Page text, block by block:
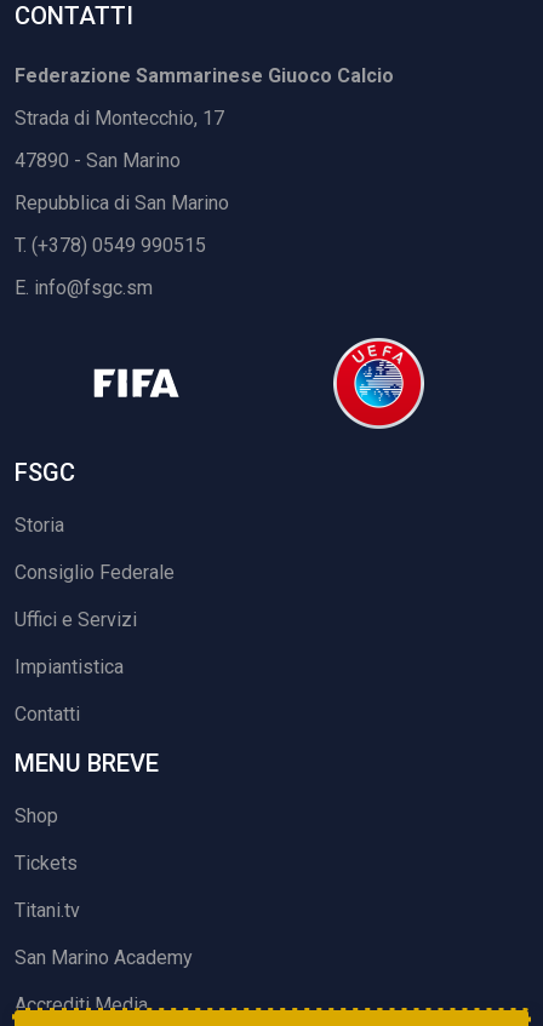
CONTATTI
Federazione Sammarinese Giuoco Calcio
Strada di Montecchio, 17
47890 - San Marino
Repubblica di San Marino
T. (+378) 0549 990515
E. info@fsgc.sm
FSGC
Storia
Consiglio Federale
Uffici e Servizi
Impiantistica
Contatti
MENU BREVE
Shop
Tickets
Titani.tv
San Marino Academy
Accrediti Media